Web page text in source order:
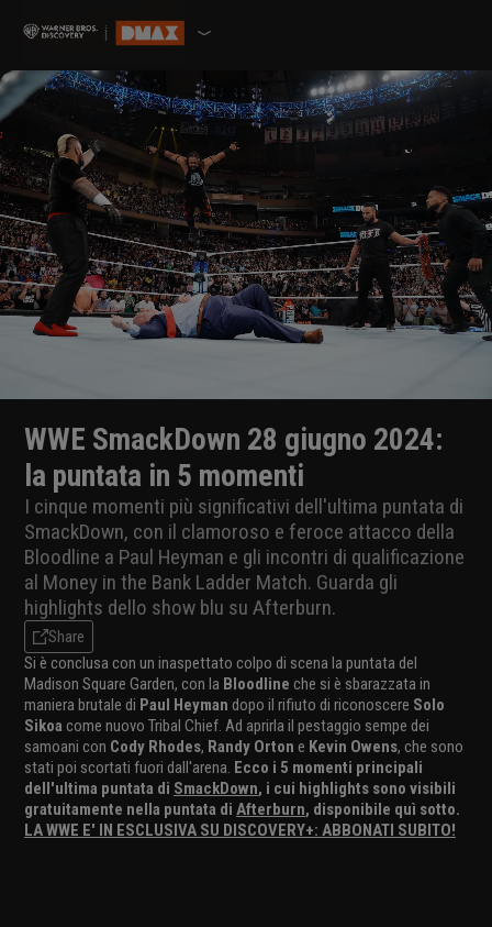
WWE SmackDown 28 giugno 2024:
la puntata in 5 momenti
I cinque momenti più significativi dell'ultima puntata di
SmackDown, con il clamoroso e feroce attacco della
Bloodline a Paul Heyman e gli incontri di qualificazione
al Money in the Bank Ladder Match. Guarda gli
highlights dello show blu su Afterburn.
Share
Si è conclusa con un inaspettato colpo di scena la puntata del
Madison Square Garden, con la Bloodline che si è sbarazzata in
maniera brutale di Paul Heyman dopo il rifiuto di riconoscere Solo
Sikoa come nuovo Tribal Chief. Ad aprirla il pestaggio sempe dei
samoani con Cody Rhodes, Randy Orton e Kevin Owens, che sono
stati poi scortati fuori dall'arena. Ecco i 5 momenti principali
dell'ultima puntata di SmackDown, i cui highlights sono visibili
gratuitamente nella puntata di Afterburn, disponibile quì sotto.
LA WWE E' IN ESCLUSIVA SU DISCOVERY+: ABBONATI SUBITO!